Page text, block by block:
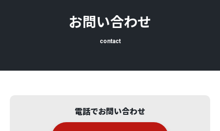
お問い合わせ
contact
電話でお問い合わせ